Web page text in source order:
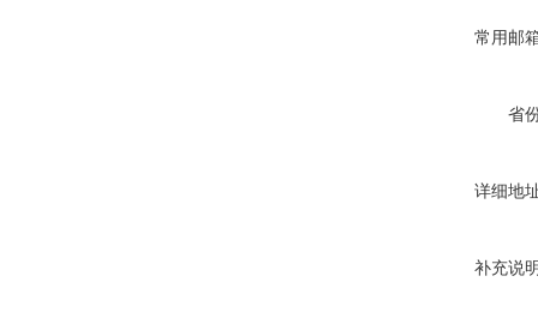
常用邮
省
详细地
补充说